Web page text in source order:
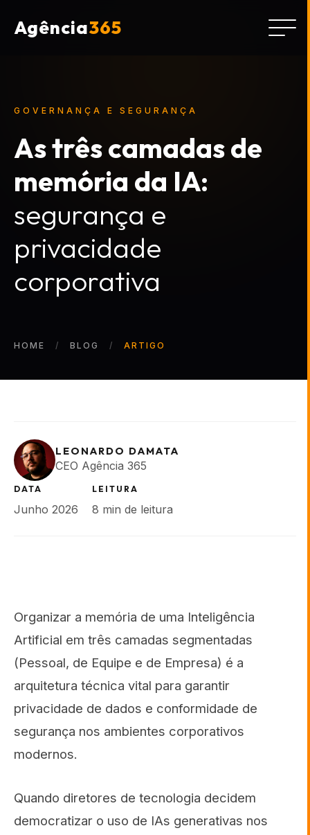
Agência365
GOVERNANÇA E SEGURANÇA
As três camadas de
memória da IA:
segurança e
privacidade
corporativa
HOME BLOG ARTIGO
LEONARDO DAMATA
CEO Agência 365
DATA
Junho 2026
LEITURA
8 min de leitura
Organizar a memória de uma Inteligência
Artificial em três camadas segmentadas
(Pessoal, de Equipe e de Empresa) é a
arquitetura técnica vital para garantir
privacidade de dados e conformidade de
segurança nos ambientes corporativos
modernos.
Quando diretores de tecnologia decidem
democratizar o uso de IAs generativas nos